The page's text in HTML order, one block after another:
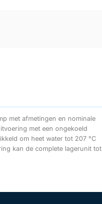
met afmetingen en nominale
met een ongekoeld
om heet water tot 207 °C
kan de complete lagerunit tot
zonder het pomphuis uit het
koppeling hoeft zelfs de